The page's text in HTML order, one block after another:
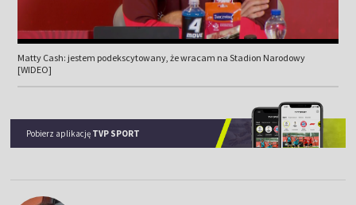
Matty Cash: jestem podekscytowany, że wracam na Stadion Narodowy
[WIDEO]
Pobierz aplikację TVP SPORT